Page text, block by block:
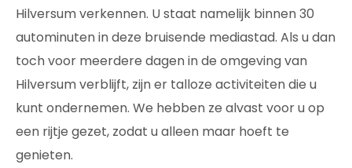
Hilversum verkennen. U staat namelijk binnen 30
autominuten in deze bruisende mediastad. Als u dan
toch voor meerdere dagen in de omgeving van
Hilversum verblijft, zijn er talloze activiteiten die u
kunt ondernemen. We hebben ze alvast voor u op
een rijtje gezet, zodat u alleen maar hoeft te
genieten.